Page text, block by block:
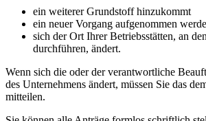
ein weiterer Grundstoff hinzukommt
ein neuer Vorgang aufgenommen
sich der Ort Ihrer Betriebsstätten, an
durchführen, ändert.
Wenn sich die oder der verantwortliche
des Unternehmens ändert, müssen Sie das
mitteilen.